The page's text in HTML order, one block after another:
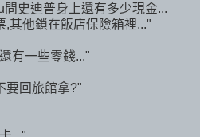
史迪普身上還有多少現金...
其他鎖在飯店保險箱裡..."
有一些零錢..."
要回旅館拿?"